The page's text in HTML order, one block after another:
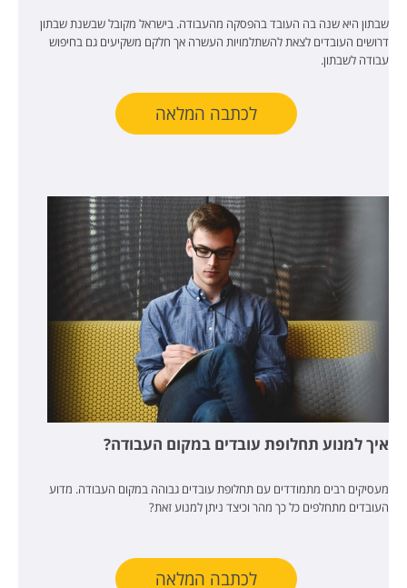
שבתון היא שנה בה העובד בהפסקה מהעבודה. בישראל מקובל שבשנת שבתון
דרושים העובדים לצאת להשתלמויות העשרה אך חלקם משקיעים גם בחיפוש
עבודה לשבתון.
לכתבה המלאה
איך למנוע תחלופת עובדים במקום העבודה?
מעסיקים רבים מתמודדים עם תחלופת עובדים גבוהה במקום העבודה. מדוע
העובדים מתחלפים כל כך מהר וכיצד ניתן למנוע זאת?
לכתבה המלאה